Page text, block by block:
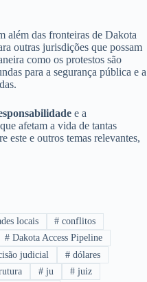
além das fronteiras de Dakota
outras jurisdições que possam
como os protestos são
para a segurança pública e a
e a
afetam a vida de tantas
este e outros temas relevantes,
locais # conflitos
# Dakota Access Pipeline
judicial # dólares
# ju # juiz